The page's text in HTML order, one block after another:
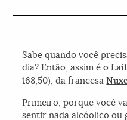
Sabe quando você
dia? Então, assim é o
168,50), da francesa
Primeiro, porque você
sentir nada alcóolico ou